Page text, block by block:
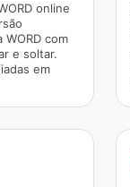
online
WORD com
e soltar.
em